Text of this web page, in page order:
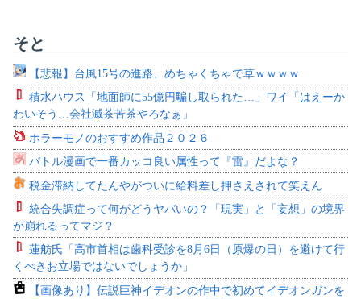
そと
【悲報】台風15号の進路、めちゃくちゃで草ｗｗｗｗ
積水ハウス「地面師に55億円騙し取られた…」ワイ「はえーか
わいそう…会社滅茶苦茶やろなぁ」
ホラーモノのおすすめ作品２０２６
バトル漫画で一番カッコ良い属性って『雷』だよな？
税金滞納してたんやがついに給料差し押さえされて笑えん
統合失調症って何がどうヤバいの？「現実」と「妄想」の境界
が崩れるってマジ？
蓮舫氏「高市首相は歯科受診を8月6日（原爆の日）を避けて行
くべきお立場ではないでしょうか」
【画像あり】伝説巨神イデオンの作中で初めてイデオンガンを